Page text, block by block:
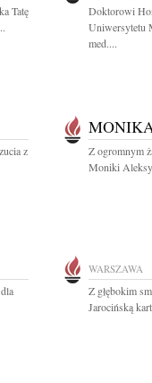
Tatę
Doktorowi
Uniwersytetu
med....
z
Z ogromnym
Moniki Aleksy
WARSZAWA
Z głębokim
Jarocińską